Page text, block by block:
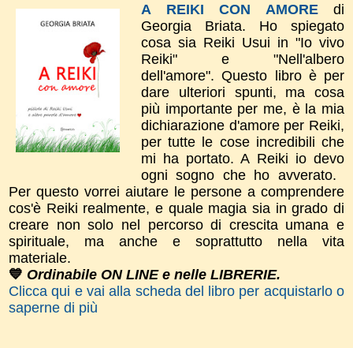
A REIKI CON AMOREdi
Georgia Briata. Ho spiegato
cosa sia Reiki Usui in "Io vivo
Reiki" e "Nell'albero
dell'amore".​Questo libro è per
dare ulteriori spunti, ma cosa
più importante per me, è la mia
dichiarazione d'amor​e per Reiki,
per tutte le cose incredibili che
mi ha portato. A Reiki io devo
ogni sogno che ho avverato.
Per questo vorrei aiutare le persone a comprendere
cos'è Reiki realmente, e quale magia sia in grado di
creare non solo nel percorso di crescita umana e
spirituale, ma anche e soprattutto nella vita
materiale.
💙 Ordinabile ON LINE e nelle LIBRERIE.
Clicca qui e vai alla scheda del libro per acquistarlo o
saperne di più